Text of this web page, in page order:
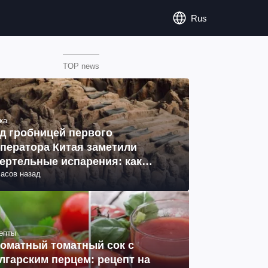
Rus
TOP news
гробницей первого
Китая заметили
испарения: как
(фото)
назад
томатный сок с
перцем: рецепт на